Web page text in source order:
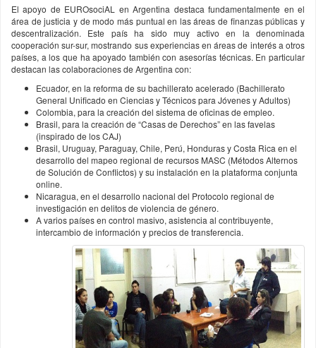
El apoyo de EUROsociAL en Argentina destaca fundamentalmente en el
área de justicia y de modo más puntual en las áreas de finanzas públicas y
descentralización. Este país ha sido muy activo en la denominada
cooperación sur-sur, mostrando sus experiencias en áreas de interés a otros
países, a los que ha apoyado también con asesorías técnicas. En particular
destacan las colaboraciones de Argentina con:
Ecuador, en la reforma de su bachillerato acelerado (Bachillerato
General Unificado en Ciencias y Técnicos para Jóvenes y Adultos)
Colombia, para la creación del sistema de oficinas de empleo.
Brasil, para la creación de “Casas de Derechos” en las favelas
(inspirado de los CAJ)
Brasil, Uruguay, Paraguay, Chile, Perú, Honduras y Costa Rica en el
desarrollo del mapeo regional de recursos MASC (Métodos Alternos
de Solución de Conflictos) y su instalación en la plataforma conjunta
online.
Nicaragua, en el desarrollo nacional del Protocolo regional de
investigación en delitos de violencia de género.
A varios países en control masivo, asistencia al contribuyente,
intercambio de información y precios de transferencia.